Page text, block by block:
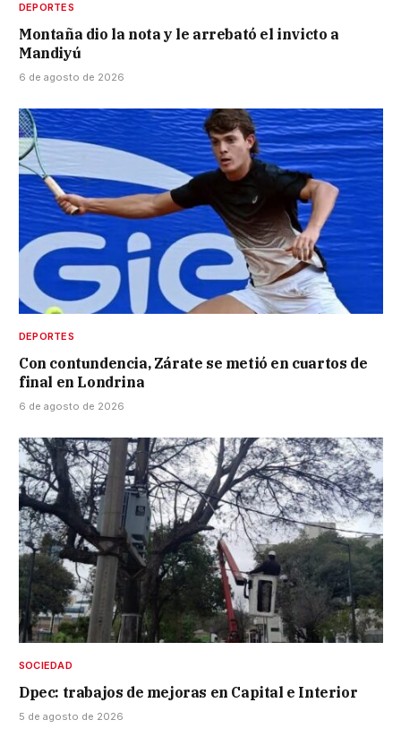
DEPORTES
Montaña dio la nota y le arrebató el invicto a
Mandiyú
6 de agosto de 2026
DEPORTES
Con contundencia, Zárate se metió en cuartos de
final en Londrina
6 de agosto de 2026
SOCIEDAD
Dpec: trabajos de mejoras en Capital e Interior
5 de agosto de 2026